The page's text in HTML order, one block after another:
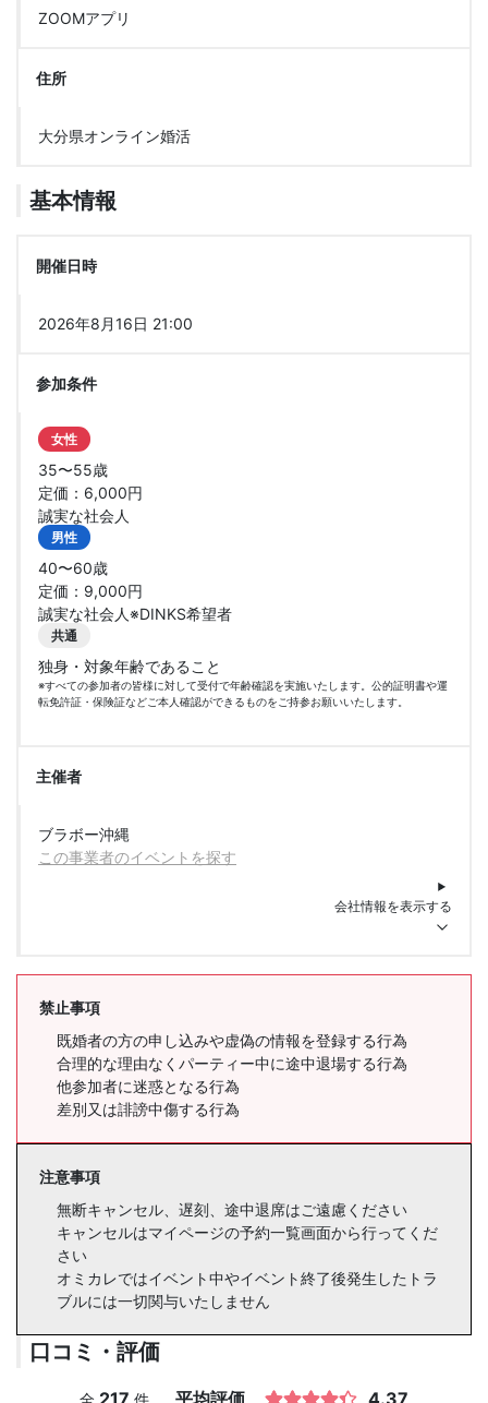
ZOOMアプリ
住所
大分県オンライン婚活
基本情報
開催日時
2026年8月16日 21:00
参加条件
女性
35〜55歳
定価：6,000円
誠実な社会人
男性
40〜60歳
定価：9,000円
誠実な社会人※DINKS希望者
共通
独身・対象年齢であること
※すべての参加者の皆様に対して受付で年齢確認を実施いたします。公的証明書や運
転免許証・保険証などご本人確認ができるものをご持参お願いいたします。
主催者
ブラボー沖縄
この事業者のイベントを探す
会社情報を表示する
禁止事項
既婚者の方の申し込みや虚偽の情報を登録する行為
合理的な理由なくパーティー中に途中退場する行為
他参加者に迷惑となる行為
差別又は誹謗中傷する行為
注意事項
無断キャンセル、遅刻、途中退席はご遠慮ください
キャンセルはマイページの予約一覧画面から行ってくだ
さい
オミカレではイベント中やイベント終了後発生したトラ
ブルには一切関与いたしません
口コミ・評価
全 217 件 平均評価 4.37